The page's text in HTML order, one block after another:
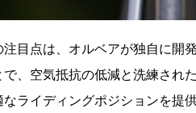
目点は、オルベアが独自に開
、空気抵抗の低減と洗練され
ライディングポジションを提